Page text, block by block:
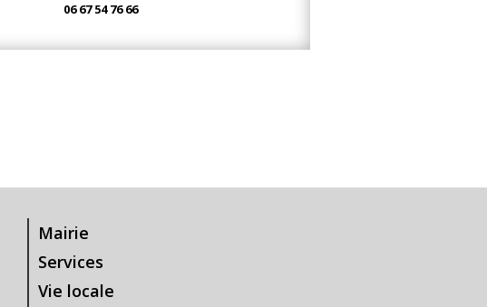
06 67 54 76 66
Mairie
Services
Vie locale